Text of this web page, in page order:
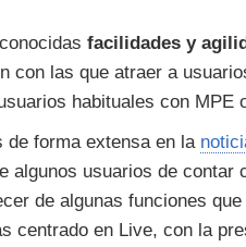
facilidades y
con las que atraer a
habituales con MPE
de forma extensa en la
algunos usuarios de
de algunas funciones
centrado en Live, con la